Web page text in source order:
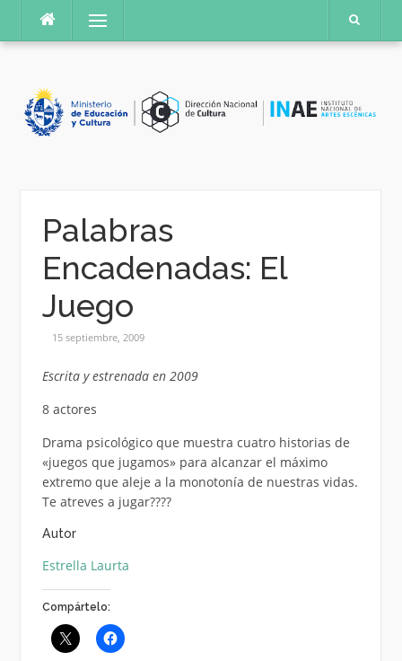
contenido
Menú
Palabras
Encadenadas: El
Juego
15 septiembre, 2009
Escrita y estrenada en 2009
8 actores
Drama psicológico que muestra cuatro historias de
«juegos que jugamos» para alcanzar el máximo
extremo que aleje a la monotonía de nuestras vidas.
Te atreves a jugar????
Autor
Estrella Laurta
Compártelo: